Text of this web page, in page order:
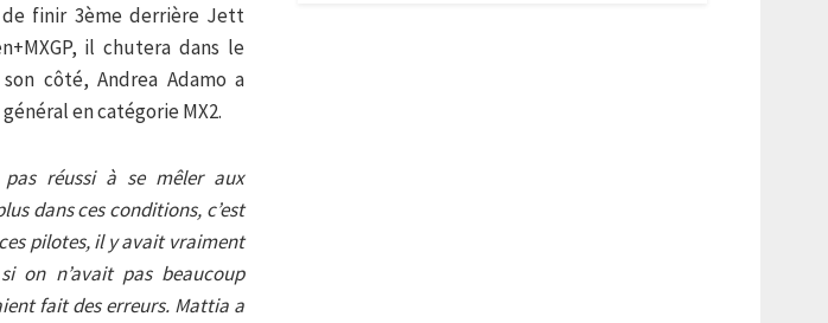
de finir 3ème derrière Jett
il chutera dans le
côté, Andrea Adamo a
en catégorie MX2.
réussi à se mêler aux
dans ces conditions, c’est
pilotes, il y avait vraiment
on n’avait pas beaucoup
fait des erreurs. Mattia a